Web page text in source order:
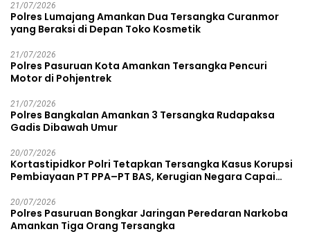
21/07/2026
Polres Lumajang Amankan Dua Tersangka Curanmor
yang Beraksi di Depan Toko Kosmetik
21/07/2026
Polres Pasuruan Kota Amankan Tersangka Pencuri
Motor di Pohjentrek
21/07/2026
Polres Bangkalan Amankan 3 Tersangka Rudapaksa
Gadis Dibawah Umur
20/07/2026
Kortastipidkor Polri Tetapkan Tersangka Kasus Korupsi
Pembiayaan PT PPA–PT BAS, Kerugian Negara Capai
20/07/2026
Polres Pasuruan Bongkar Jaringan Peredaran Narkoba
Amankan Tiga Orang Tersangka